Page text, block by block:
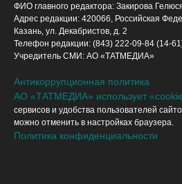
ФИО главного редактора: Закирова
Адрес редакции: 420066, Российская
Казань, ул. Декабристов, д. 2
Телефон редакции: (843) 222-09-84 (14-
Учредитель СМИ: АО «ТАТМЕДИА»
Антикоррупционная политика
АО «ТАТМЕДИА» использует
сервисов и удобства пользователей
можно отменить в настройках браузера.
Политика конфиденциальности